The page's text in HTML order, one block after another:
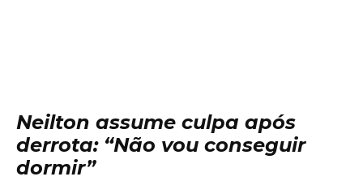
Neilton assume culpa após
derrota: “Não vou conseguir
dormir”